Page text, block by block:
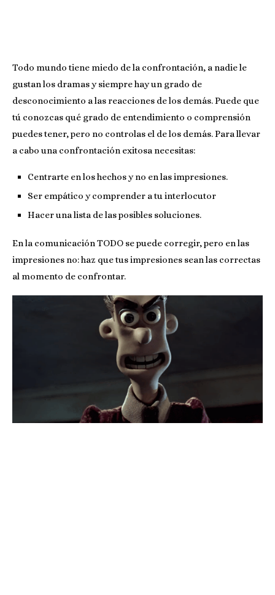
Todo mundo tiene miedo de la confrontación, a nadie le
gustan los dramas y siempre hay un grado de
desconocimiento a las reacciones de los demás. Puede que
tú conozcas qué grado de entendimiento o comprensión
puedes tener, pero no controlas el de los demás. Para llevar
a cabo una confrontación exitosa necesitas:
Centrarte en los hechos y no en las impresiones.
Ser empático y comprender a tu interlocutor
Hacer una lista de las posibles soluciones.
En la comunicación TODO se puede corregir, pero en las
impresiones no: haz que tus impresiones sean las correctas
al momento de confrontar.